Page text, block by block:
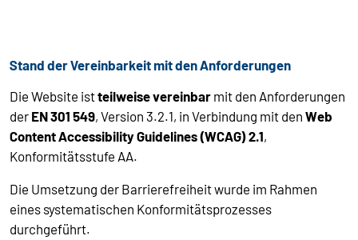
Stand der Vereinbarkeit mit den Anforderungen
Die Website istteilweise vereinbar mit den Anforderungen
der EN 301 549, Version 3.2.1, in Verbindung mit den Web
Content Accessibility Guidelines (WCAG) 2.1,
Konformitätsstufe AA.
Die Umsetzung der Barrierefreiheit wurde im Rahmen
eines systematischen Konformitätsprozesses
durchgeführt.